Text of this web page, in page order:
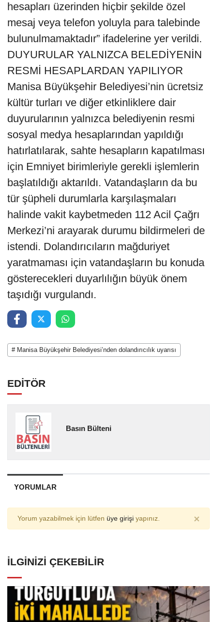
hesapları üzerinden hiçbir şekilde özel
mesaj veya telefon yoluyla para talebinde
bulunulmamaktadır” ifadelerine yer verildi.
DUYURULAR YALNIZCA BELEDİYENİN
RESMİ HESAPLARDAN YAPILIYOR
Manisa Büyükşehir Belediyesi’nin ücretsiz
kültür turları ve diğer etkinliklere dair
duyurularının yalnızca belediyenin resmi
sosyal medya hesaplarından yapıldığı
hatırlatılarak, sahte hesapların kapatılması
için Emniyet birimleriyle gerekli işlemlerin
başlatıldığı aktarıldı. Vatandaşların da bu
tür şüpheli durumlarla karşılaşmaları
halinde vakit kaybetmeden 112 Acil Çağrı
Merkezi’ni arayarak durumu bildirmeleri de
istendi. Dolandırıcıların mağduriyet
yaratmaması için vatandaşların bu konuda
gösterecekleri duyarlılığın büyük önem
taşıdığı vurgulandı.
# Manisa Büyükşehir Belediyesi’nden dolandırıcılık uyarısı
EDİTÖR
Basın Bülteni
YORUMLAR
Yorum yazabilmek için lütfen üye girişi yapınız. ×
İLGINIZI ÇEKEBILIR